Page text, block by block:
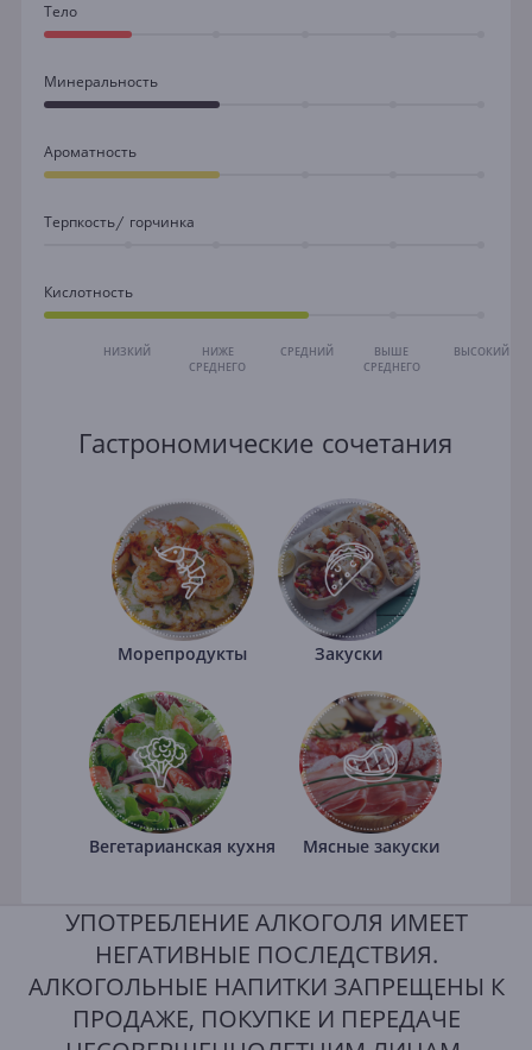
Тело
Минеральность
Ароматность
Терпкость/ горчинка
Кислотность
НИЗКИЙ
НИЖЕ
СРЕДНЕГО
СРЕДНИЙ
ВЫШЕ
СРЕДНЕГО
ВЫСОКИЙ
Гастрономические сочетания
Морепродукты Закуски
Вегетарианская кухня Мясные закуски
УПОТРЕБЛЕНИЕ АЛКОГОЛЯ ИМЕЕТ
НЕГАТИВНЫЕ ПОСЛЕДСТВИЯ.
АЛКОГОЛЬНЫЕ НАПИТКИ ЗАПРЕЩЕНЫ К
ПРОДАЖЕ, ПОКУПКЕ И ПЕРЕДАЧЕ